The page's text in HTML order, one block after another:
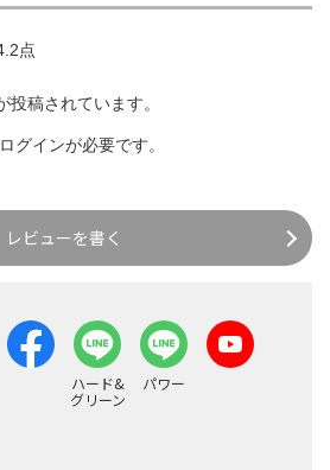
点
稿されています。
ログインが必要です。
レビューを書く
ハード&
グリーン
パワー